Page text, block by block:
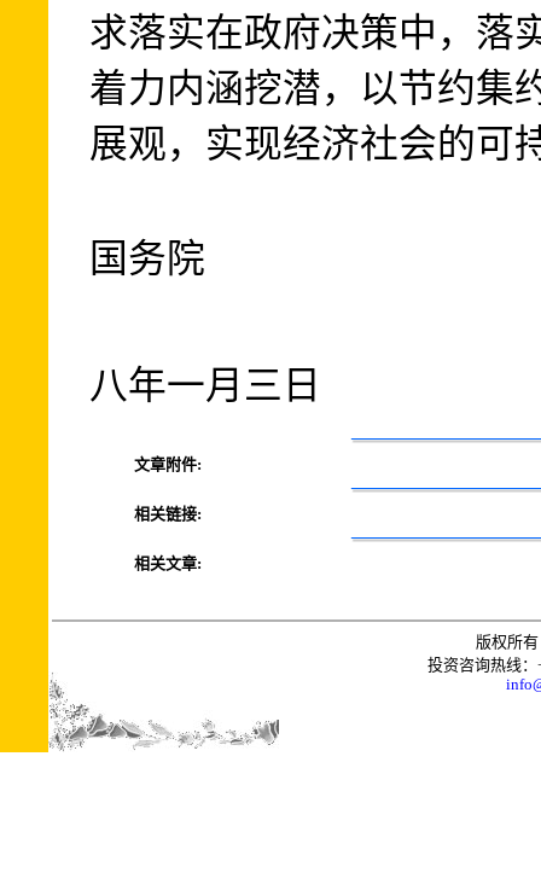
求落实在政府决策中，落
着力内涵挖潜，以节约集
展观，实现经济社会的可
国务院
八年一月三日
文章附件:
相关链接:
相关文章:
版权所
投资咨询热线：